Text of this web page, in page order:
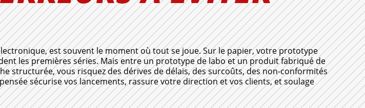
est souvent le moment où tout se joue. Sur le papier, votre prototype
les premières séries. Mais entre un prototype de labo et un produit fabriqué de
structurée, vous risquez des dérives de délais, des surcoûts, des non-conformités
sécurise vos lancements, rassure votre direction et vos clients, et soulage